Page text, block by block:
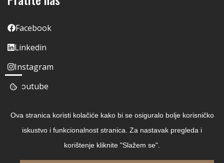
Facebook
Linkedin
Instagram
Youtube
Ova stranica koristi kolačiće kako bi se osiguralo bolje korisničko
iskustvo i funkcionalnost stranica. Za nastavak pregleda i
korištenje kliknite "Slažem se".